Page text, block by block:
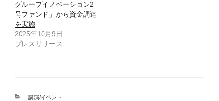
グループイノベーション2
号ファンド」から資金調達
を実施
2025年10月9日
プレスリリース
カ
講演/イベント